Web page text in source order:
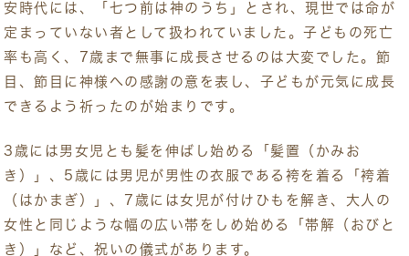
安時代には、「七つ前は神のうち」とされ、現世では命が
定まっていない者として扱われていました。子どもの死亡
率も高く、7歳まで無事に成長させるのは大変でした。節
目、節目に神様への感謝の意を表し、子どもが元気に成長
できるよう祈ったのが始まりです。
3歳には男女児とも髪を伸ばし始める「髪置（かみお
き）」、5歳には男児が男性の衣服である袴を着る「袴着
（はかまぎ）」、7歳には女児が付けひもを解き、大人の
女性と同じような幅の広い帯をしめ始める「帯解（おびと
き）」など、祝いの儀式があります。